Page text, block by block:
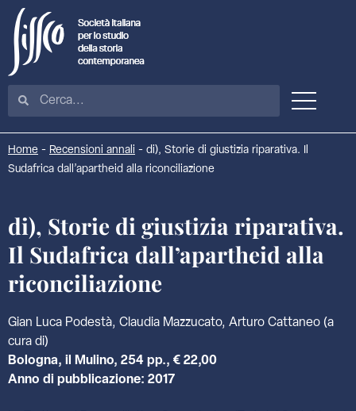
Home - Recensioni annali - di), Storie di giustizia riparativa. Il
Sudafrica dall’apartheid alla riconciliazione
di), Storie di giustizia riparativa.
Il Sudafrica dall’apartheid alla
riconciliazione
Gian Luca Podestà, Claudia Mazzucato, Arturo Cattaneo (a
cura di)
Bologna, il Mulino, 254 pp., € 22,00
Anno di pubblicazione: 2017